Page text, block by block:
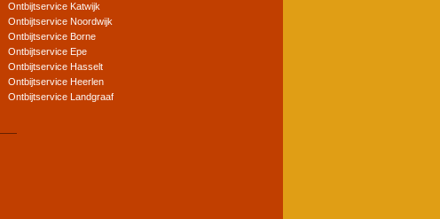
Ontbijtservice Katwijk
Ontbijtservice Noordwijk
Ontbijtservice Borne
Ontbijtservice Epe
Ontbijtservice Hasselt
Ontbijtservice Heerlen
Ontbijtservice Landgraaf